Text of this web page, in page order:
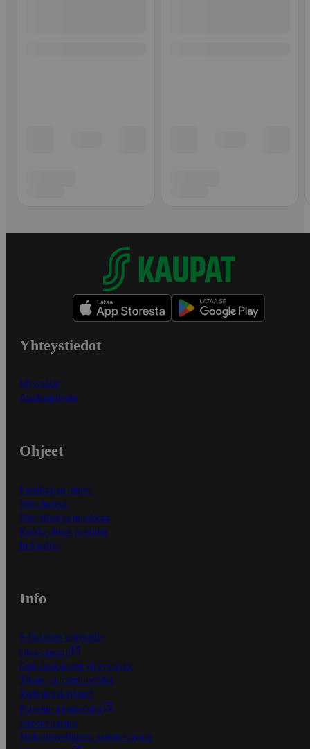
Yhteystiedot
Myymälät
Asiakaspalvelu
Ohjeet
Ensitilaajan ohjeet
Näin maksat
Näin tilaat ja muokkaat
Kaikki ohjeet ja vinkit
In English
Info
S-Business yrityksille
Oiva-raportit
Osuuskauppojen yhteystiedot
Tilaus- ja toimitusehdot
Tietosuojakäytäntö
Palvelun käyttöehdot
Saavutettavuus
Mobiilisovelluksen saavutettavuus